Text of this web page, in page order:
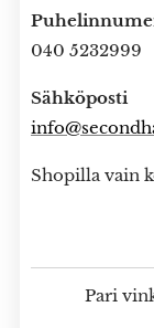
040 5232999
Sähköposti
Shopilla vain
Pari